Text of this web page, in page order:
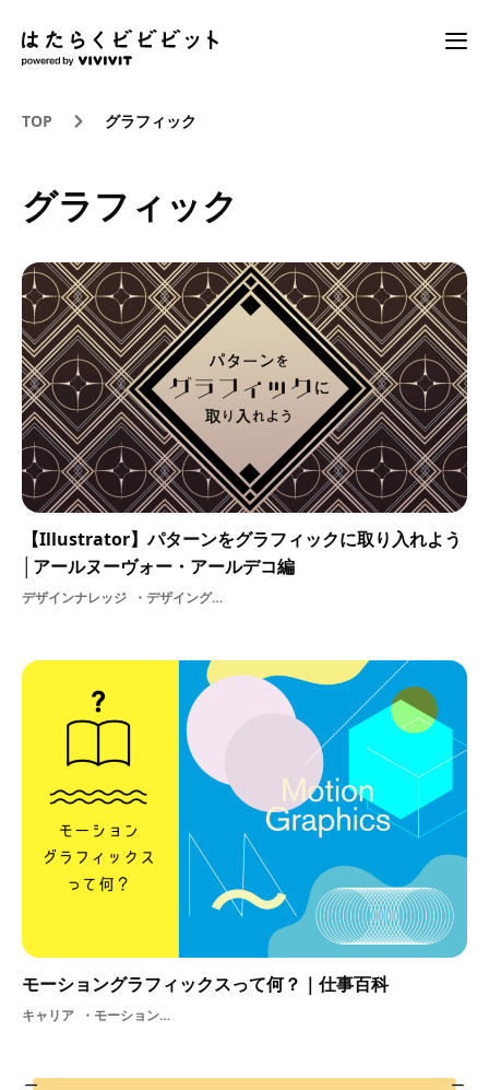
TOP グラフィック
グラフィック
【Illustrator】パターンをグラフィックに取り入れよう
│アールヌーヴォー・アールデコ編
デザインナレッジ デザイングラフィックアールヌーヴォーアールデコパターン
モーショングラフィックスって何？｜仕事百科
キャリア モーショングラフィックスグラフィック3DadobeAfterEffectsPhotoshopアニメーションロゴグラフィックデザインデジタルサイネージモーショングラフィックIllustrator